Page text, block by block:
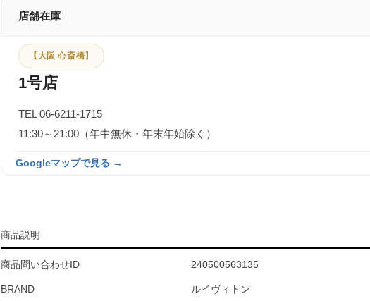
店舗在庫
【大阪 心斎橋】
1号店
TEL 06-6211-1715
11:30～21:00（年中無休・年末年始除く）
Googleマップで見る →
商品説明
商品問い合わせID 240500563135
BRAND ルイヴィトン